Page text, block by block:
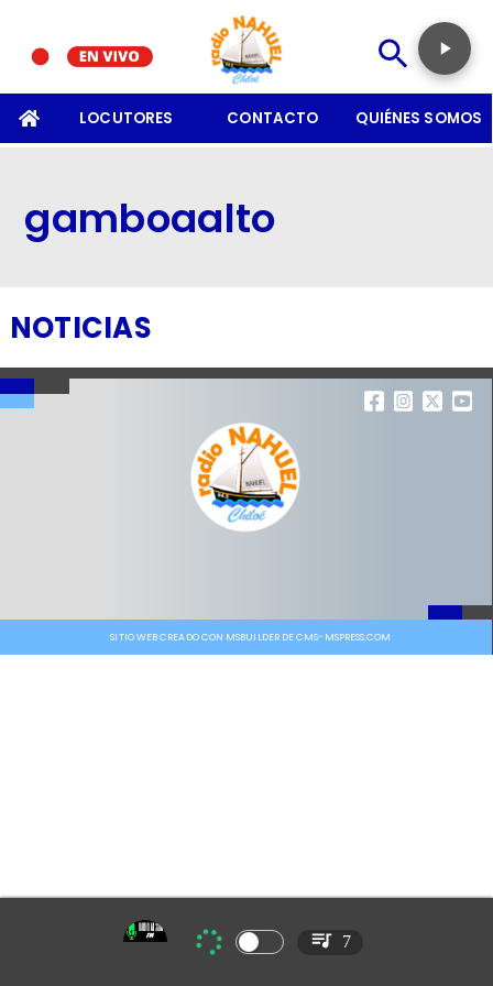
LOCUTORES CONTACTO QUIÉNES SOMOS
gamboaalto
NOTICIAS
SITIO WEB CREADO CON MSBUILDER DE CMS-MSPRESS.COM
7